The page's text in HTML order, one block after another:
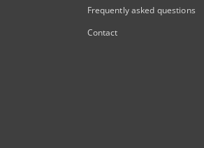
Frequently asked questions
Contact